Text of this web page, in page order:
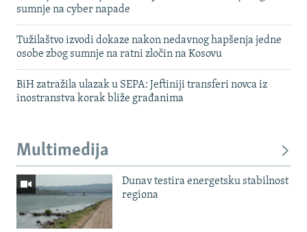
sumnje na cyber napade
Tužilaštvo izvodi dokaze nakon nedavnog hapšenja jedne
osobe zbog sumnje na ratni zločin na Kosovu
BiH zatražila ulazak u SEPA: Jeftiniji transferi novca iz
inostranstva korak bliže građanima
Multimedija
Dunav testira energetsku stabilnost
regiona